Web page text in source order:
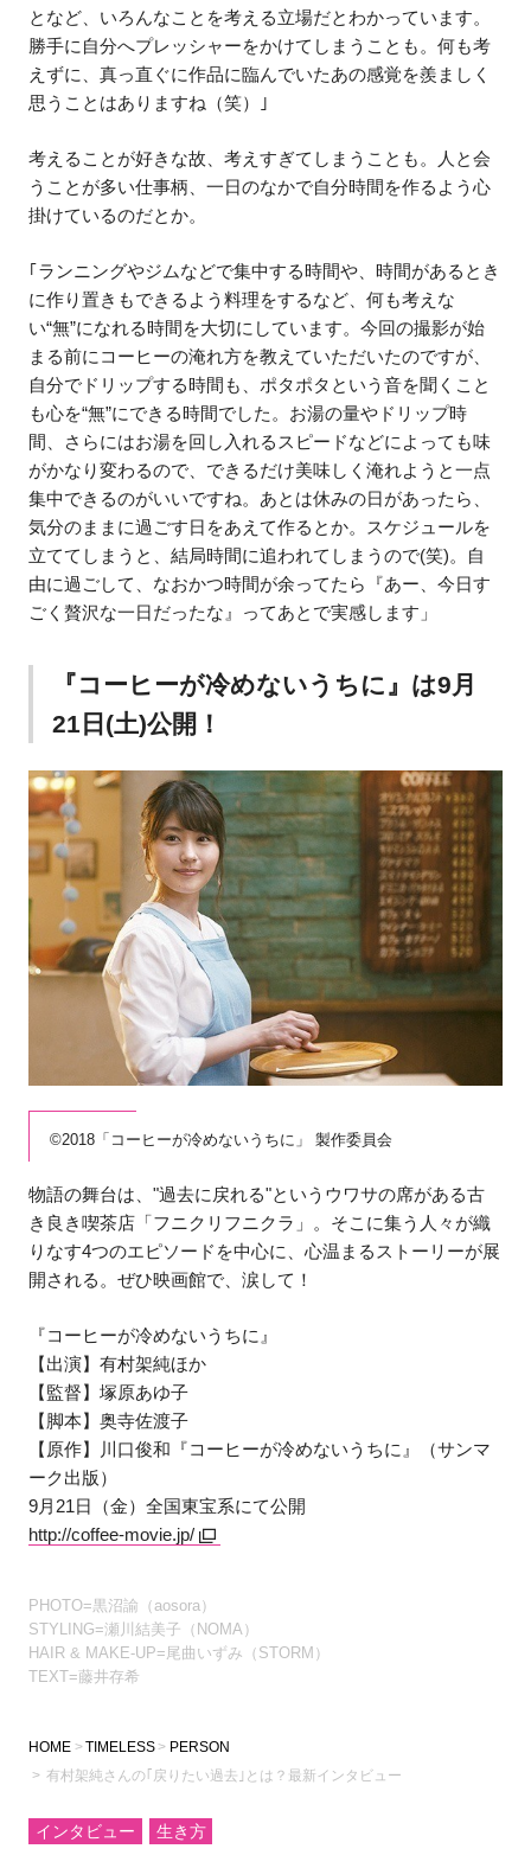
となど、いろんなことを考える立場だとわかっています。
勝手に自分へプレッシャーをかけてしまうことも。何も考
えずに、真っ直ぐに作品に臨んでいたあの感覚を羨ましく
思うことはありますね（笑）｣
考えることが好きな故、考えすぎてしまうことも。人と会
うことが多い仕事柄、一日のなかで自分時間を作るよう心
掛けているのだとか。
｢ランニングやジムなどで集中する時間や、時間があるとき
に作り置きもできるよう料理をするなど、何も考えな
い“無”になれる時間を大切にしています。今回の撮影が始
まる前にコーヒーの淹れ方を教えていただいたのですが、
自分でドリップする時間も、ポタポタという音を聞くこと
も心を“無”にできる時間でした。お湯の量やドリップ時
間、さらにはお湯を回し入れるスピードなどによっても味
がかなり変わるので、できるだけ美味しく淹れようと一点
集中できるのがいいですね。あとは休みの日があったら、
気分のままに過ごす日をあえて作るとか。スケジュールを
立ててしまうと、結局時間に追われてしまうので(笑)。自
由に過ごして、なおかつ時間が余ってたら『あー、今日す
ごく贅沢な一日だったな』ってあとで実感します」
『コーヒーが冷めないうちに』は9月
21日(土)公開！
©2018「コーヒーが冷めないうちに」 製作委員会
物語の舞台は、"過去に戻れる"というウワサの席がある古
き良き喫茶店「フニクリフニクラ」。そこに集う人々が織
りなす4つのエピソードを中心に、心温まるストーリーが展
開される。ぜひ映画館で、涙して！
『コーヒーが冷めないうちに』
【出演】有村架純ほか
【監督】塚原あゆ子
【脚本】奥寺佐渡子
【原作】川口俊和『コーヒーが冷めないうちに』（サンマ
ーク出版）
9月21日（金）全国東宝系にて公開
http://coffee-movie.jp/
PHOTO=黒沼諭（aosora）
STYLING=瀬川結美子（NOMA）
HAIR & MAKE-UP=尾曲いずみ（STORM）
TEXT=藤井存希
HOME TIMELESS
PERSON
有村架純さんの｢戻りたい過去｣とは？最新インタビュー
インタビュー 生き方